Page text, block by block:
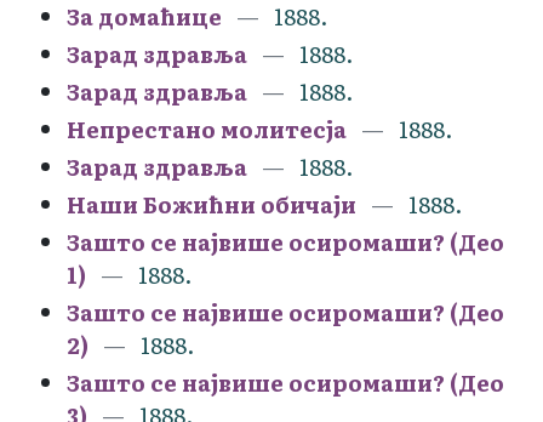
За домаћице
1888.
Зарад здравља
1888.
Зарад здравља
1888.
Непрестано молитесја
1888.
Зарад здравља
1888.
Наши Божићни обичаји
1888.
Зашто се највише осиромаши? (Део
1)
1888.
Зашто се највише осиромаши? (Део
2)
1888.
Зашто се највише осиромаши? (Део
3)
1888.